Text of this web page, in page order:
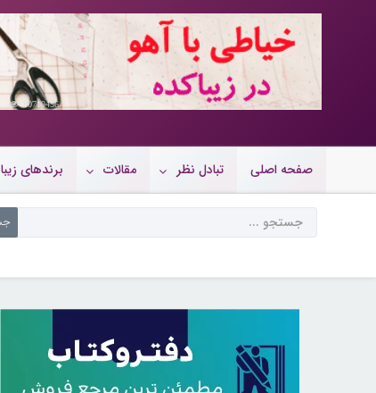
10719456
صفحه اصلی تبادل نظر مقالات برندهای زیبا